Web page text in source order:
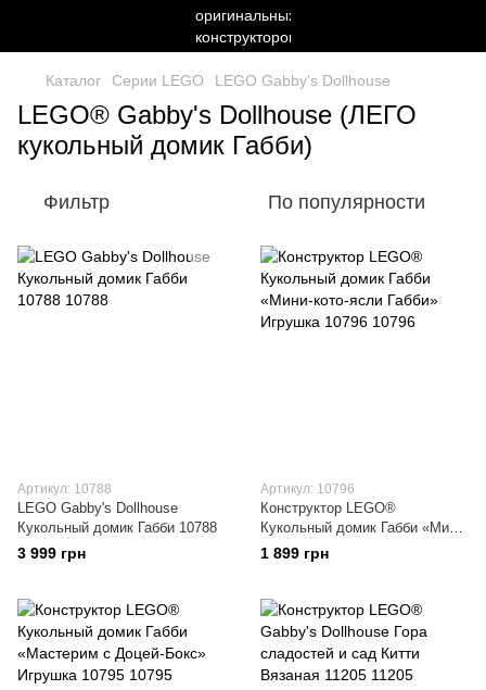
Каталог Серии LEGO LEGO Gabby's Dollhouse
LEGO® Gabby's Dollhouse (ЛЕГО
кукольный домик Габби)
Фильтр По популярности
Артикул: 10788
LEGO Gabby's Dollhouse
Кукольный домик Габби 10788
3 999 грн
Артикул: 10796
Конструктор LEGO®
Кукольный домик Габби «Мини-
кото-ясли Габби» Игрушка
1 899 грн